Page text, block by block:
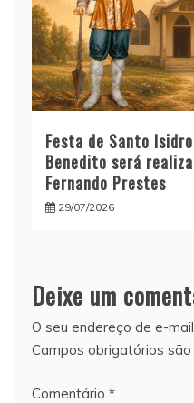
Festa de Santo
Benedito será
Fernando Prestes
29/07/2026
Deixe um
O seu endereço de e-
Campos obrigatórios
Comentário *